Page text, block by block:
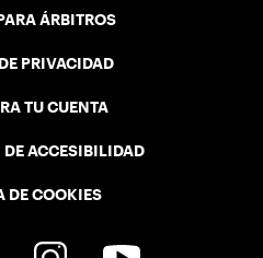
ÁRBITROS
PRIVACIDAD
TU CUENTA
DE ACCESIBILIDAD
DE COOKIES